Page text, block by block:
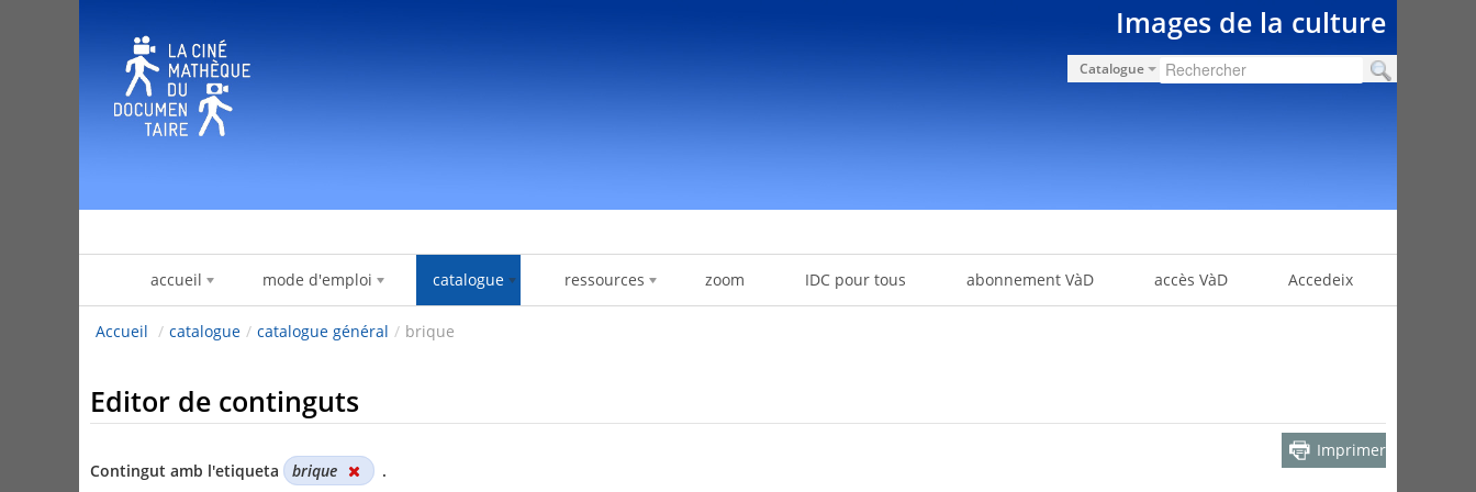
Images de la culture
Catalogue
accueil mode d'emploi catalogue ressources zoom IDC pour tous abonnement VàD accès VàD Accedeix
Accueil / catalogue / catalogue général / brique
Editor de continguts
Contingut amb l'etiqueta brique .
Imprimer